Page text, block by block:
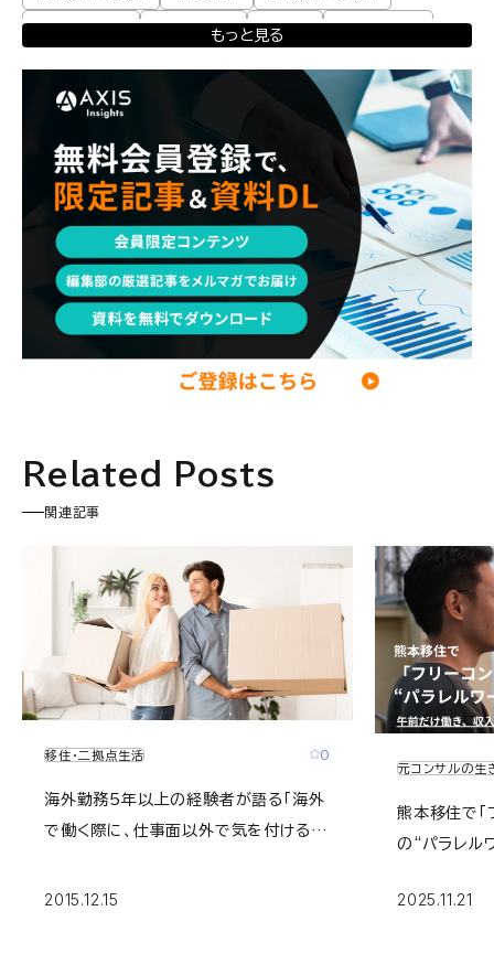
転職体験談・実例 プロモーション 業界動向 コンサル現場論
エンジニア 調査レポート 独立・フリーランス
パートナー
コンサル現場論 経営企画・事業企画 メンタルケア
パラレルキャリア ワークライフバランス 移住・二拠点生活 AI活用
DX・テクノロジー リスキリング・資格 M&A・ファイナンス
もっと見る
Related Posts
関連記事
移住・二拠点生活 0
海外勤務5年以上の経験者が語る「海外
で働く際に、仕事面以外で気を付けるべ
2015.12.15
元コンサルの生
熊本移住で「
の“パラレル
タビュー＜
2025.11.21